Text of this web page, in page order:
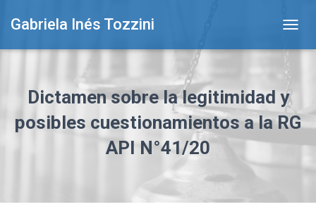
Gabriela Inés Tozzini
O
E
N
A
Dictamen sobre la legitimidad y
posibles cuestionamientos a la RG
API N°41/20